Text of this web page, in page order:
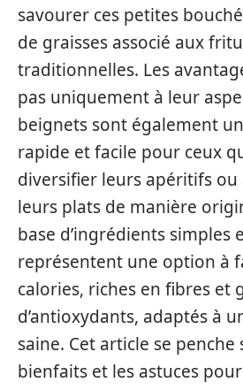
savourer ces petites
de graisses associé aux
traditionnelles. Les
pas uniquement à leur
beignets sont également
rapide et facile pour ceux
diversifier leurs apéritifs
leurs plats de manière
base d’ingrédients simples
représentent une option à
calories, riches en fibres et
d’antioxydants, adaptés à
saine. Cet article se
bienfaits et les astuces